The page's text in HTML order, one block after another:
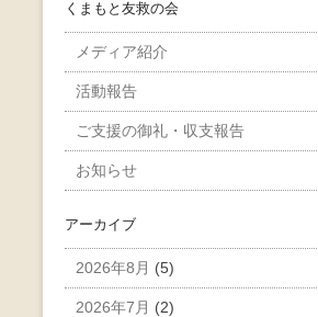
くまもと友救の会
メディア紹介
活動報告
ご支援の御礼・収支報告
お知らせ
アーカイブ
2026年8月 (5)
2026年7月 (2)